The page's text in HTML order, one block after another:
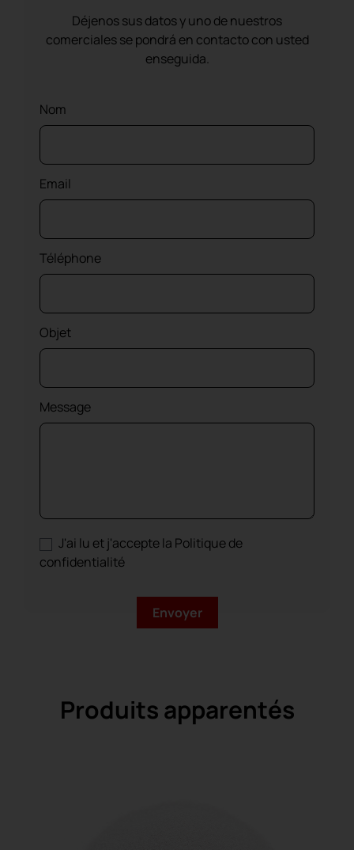
Déjenos sus datos y uno de nuestros
comerciales se pondrá en contacto con usted
enseguida.
Nom
Email
Téléphone
Objet
Message
J'ai lu et j'accepte la Politique de
confidentialité
Produits apparentés